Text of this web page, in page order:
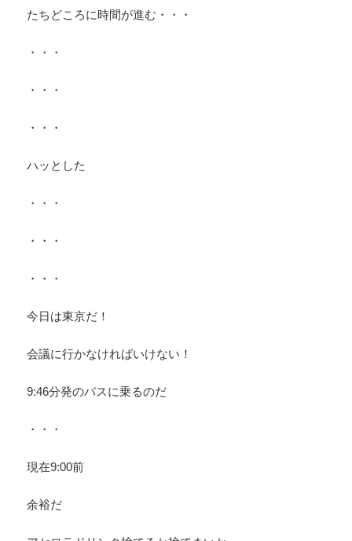
たちどころに時間が進む・・・
・・・
・・・
・・・
ハッとした
・・・
・・・
・・・
今日は東京だ！
会議に行かなければいけない！
9:46分発のバスに乗るのだ
・・・
現在9:00前
余裕だ